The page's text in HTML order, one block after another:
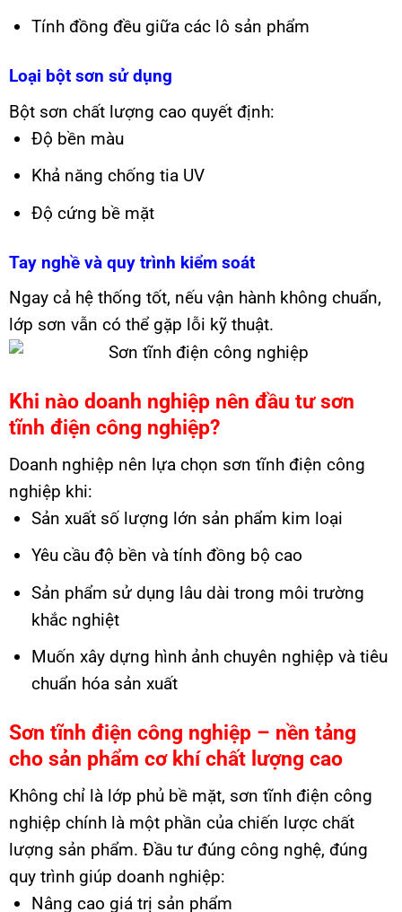
Tính đồng đều giữa các lô sản phẩm
Loại bột sơn sử dụng
Bột sơn chất lượng cao quyết định:
Độ bền màu
Khả năng chống tia UV
Độ cứng bề mặt
Tay nghề và quy trình kiểm soát
Ngay cả hệ thống tốt, nếu vận hành không chuẩn,
lớp sơn vẫn có thể gặp lỗi kỹ thuật.
Khi nào doanh nghiệp nên đầu tư sơn
tĩnh điện công nghiệp?
Doanh nghiệp nên lựa chọn sơn tĩnh điện công
nghiệp khi:
Sản xuất số lượng lớn sản phẩm kim loại
Yêu cầu độ bền và tính đồng bộ cao
Sản phẩm sử dụng lâu dài trong môi trường
khắc nghiệt
Muốn xây dựng hình ảnh chuyên nghiệp và tiêu
chuẩn hóa sản xuất
Sơn tĩnh điện công nghiệp – nền tảng
cho sản phẩm cơ khí chất lượng cao
Không chỉ là lớp phủ bề mặt, sơn tĩnh điện công
nghiệp chính là một phần của chiến lược chất
lượng sản phẩm. Đầu tư đúng công nghệ, đúng
quy trình giúp doanh nghiệp:
Nâng cao giá trị sản phẩm